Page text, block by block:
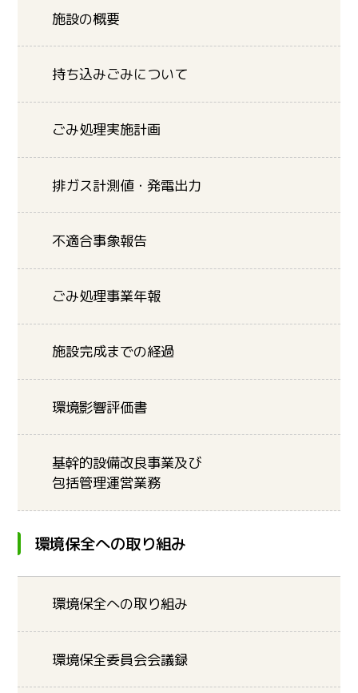
施設の概要
持ち込みごみについて
ごみ処理実施計画
排ガス計測値・発電出力
不適合事象報告
ごみ処理事業年報
施設完成までの経過
環境影響評価書
基幹的設備改良事業及び
包括管理運営業務
環境保全への取り組み
環境保全への取り組み
環境保全委員会会議録